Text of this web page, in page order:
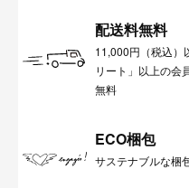
配送料無料
11,000円（税込）
リート」以上の会
無料
ECO梱包
サステナブルな梱